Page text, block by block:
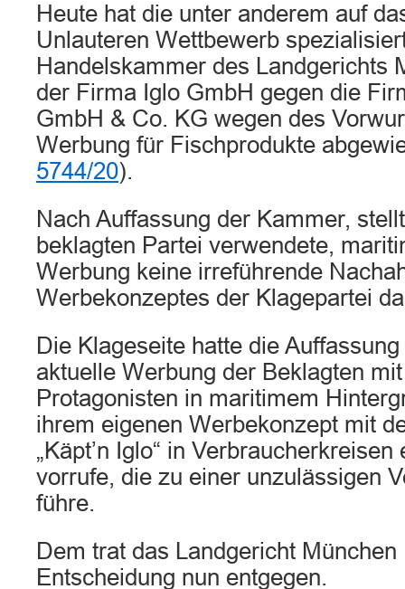
Heute hat die unter anderem auf
Unlauteren Wettbewerb
Handelskammer des Landgerichts
der Firma Iglo GmbH gegen die
GmbH & Co. KG wegen des
Werbung für Fischprodukte
5744/20).
Nach Auffassung der Kammer,
beklagten Partei verwendete,
Werbung keine irreführende
Werbekonzeptes der Klagepartei
Die Klageseite hatte die
aktuelle Werbung der Beklagten
Protagonisten in maritimem
ihrem eigenen Werbekonzept mit
„Käpt’n Iglo“ in
vorrufe, die zu einer unzulässigen
führe.
Dem trat das Landgericht
Entscheidung nun entgegen.